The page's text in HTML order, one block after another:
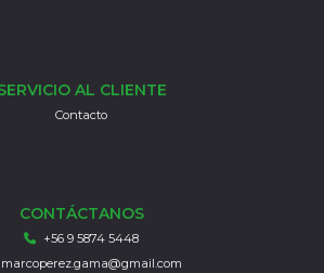
AL CLIENTE
Contacto
CONTÁCTANOS
+56 9 5874 5448
marcoperez.gama@gmail.com